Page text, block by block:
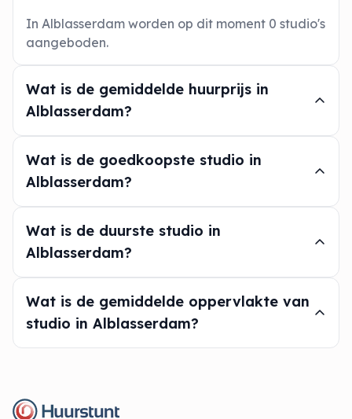
In Alblasserdam worden op dit moment 0 studio's
aangeboden.
Wat is de gemiddelde huurprijs in
Alblasserdam?
Wat is de goedkoopste studio in
Alblasserdam?
Wat is de duurste studio in
Alblasserdam?
Wat is de gemiddelde oppervlakte van
studio in Alblasserdam?